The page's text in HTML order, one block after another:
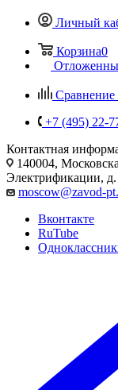
Личный
Корзина0
Сравнение
+7 (495) 22-
Контактная
140004,
Электрификации,
moscow@zavod-
Вконтакте
RuTube